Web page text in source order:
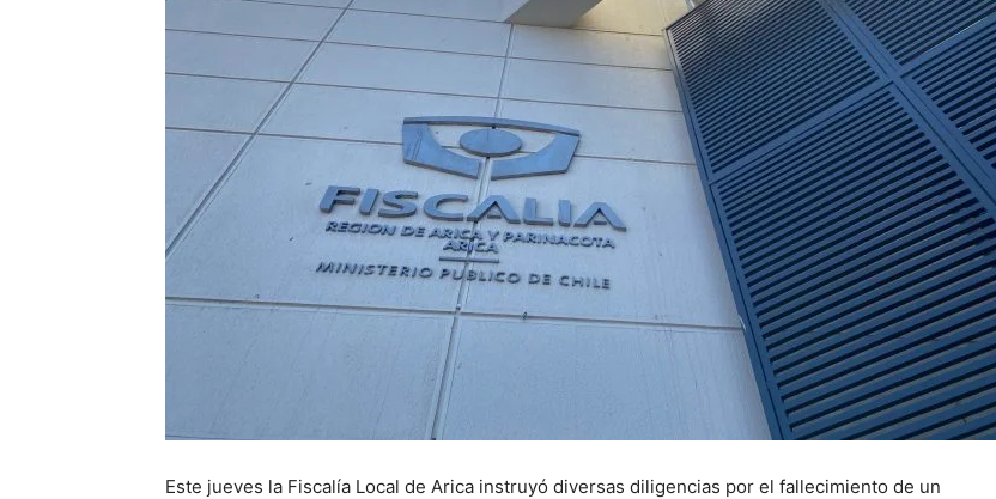
Este jueves la Fiscalía Local de Arica instruyó diversas diligencias por el fallecimiento de un